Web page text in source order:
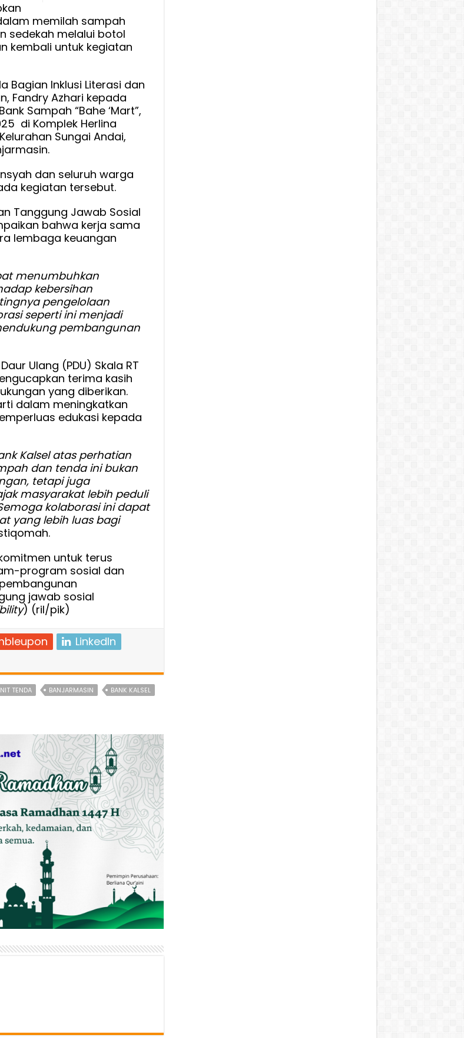
memilah sampah
sedekah melalui botol
kembali untuk kegiatan
Bagian Inklusi Literasi dan
Fandry Azhari kepada
Sampah “Bahe ‘Mart”,
di Komplek Herlina
Sungai Andai,
dan seluruh warga
kegiatan tersebut.
Tanggung Jawab Sosial
bahwa kerja sama
lembaga keuangan
menumbuhkan
kebersihan
pengelolaan
seperti ini menjadi
pembangunan
Ulang (PDU) Skala RT
terima kasih
yang diberikan.
dalam meningkatkan
edukasi kepada
Kalsel atas perhatian
dan tenda ini bukan
tetapi juga
masyarakat lebih peduli
kolaborasi ini dapat
yang lebih luas bagi
untuk terus
program sosial dan
jawab sosial
) (ril/pik)
LinkedIn
TENDA BANJARMASIN
BANK KALSEL